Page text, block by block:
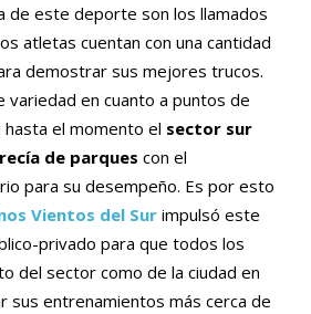
de este deporte son los llamados
atletas cuentan con una cantidad
demostrar sus mejores trucos.
variedad en cuanto a puntos de
el momento el sector sur
de parques con el
para su desempeño. Es por esto
Vientos del Sur impulsó este
privado para que todos los
del sector como de la ciudad en
sus entrenamientos más cerca de